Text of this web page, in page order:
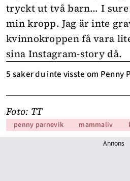
tryckt ut två barn… I sure
min kropp. Jag är inte
kvinnokroppen få vara
sina Instagram-story då.
5 saker du inte visste om Penny
Foto: TT
penny parnevik mammaliv
Annons